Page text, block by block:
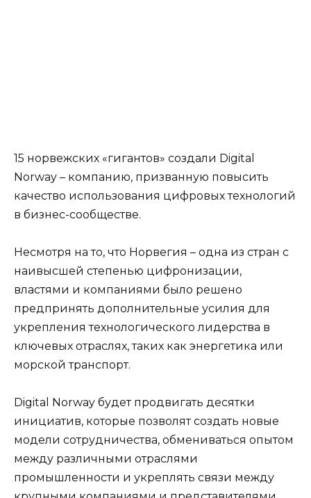
15 норвежских «гигантов» создали Digital
Norway – компанию, призванную повысить
качество использования цифровых технологий
в бизнес-сообществе.
Несмотря на то, что Норвегия – одна из стран с
наивысшей степенью цифронизации,
властями и компаниями было решено
предпринять дополнительные усилия для
укрепления технологического лидерства в
ключевых отраслях, таких как энергетика или
морской транспорт.
Digital Norway будет продвигать десятки
инициатив, которые позволят создать новые
модели сотрудничества, обмениваться опытом
между различными отраслями
промышленности и укреплять связи между